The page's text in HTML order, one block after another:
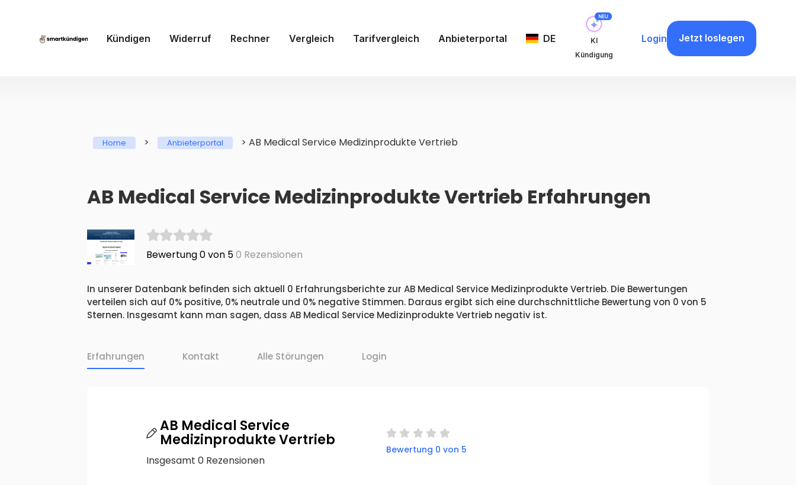
Kündigen Widerruf Rechner Vergleich Tarifvergleich Anbieterportal DE
KI
Kündigung
Login Jetzt loslegen
Home > Anbieterportal > AB Medical Service Medizinprodukte Vertrieb
AB Medical Service Medizinprodukte Vertrieb Erfahrungen
Bewertung 0 von 50 Rezensionen
In unserer Datenbank befinden sich aktuell 0 Erfahrungsberichte zur AB Medical Service Medizinprodukte Vertrieb. Die Bewertungen
verteilen sich auf 0% positive, 0% neutrale und 0% negative Stimmen. Daraus ergibt sich eine durchschnittliche Bewertung von 0 von 5
Sternen. Insgesamt kann man sagen, dass AB Medical Service Medizinprodukte Vertrieb negativ ist.
Erfahrungen Kontakt Alle Störungen Login
AB Medical Service
Medizinprodukte Vertrieb
Insgesamt 0 Rezensionen
Bewertung 0 von 5